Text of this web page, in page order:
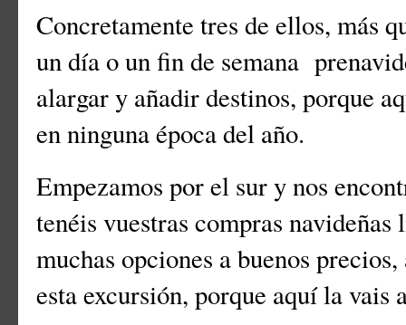
Concretamente tres de ellos, más
un día o un fin de semana
alargar y añadir destinos, porque
en ninguna época del año.
Empezamos por el sur y nos
tenéis vuestras compras
muchas opciones a buenos
esta excursión, porque aquí la vais